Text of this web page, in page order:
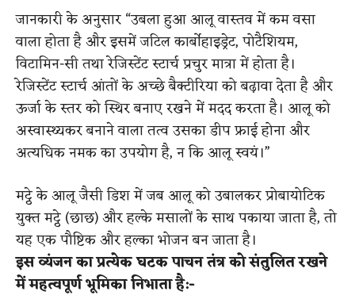
​जानकारी के अनुसार“उबला हुआ आलू वास्तव में कम वसा
वाला होता है और इसमें जटिल कार्बोहाइड्रेट, पोटैशियम,
विटामिन-सी तथा रेजिस्टेंट स्टार्च प्रचुर मात्रा में होता है।
रेजिस्टेंट स्टार्च आंतों के अच्छे बैक्टीरिया को बढ़ावा देता है और
ऊर्जा के स्तर को स्थिर बनाए रखने में मदद करता है। आलू को
अस्वास्थ्यकर बनाने वाला तत्व उसका डीप फ्राई होना और
अत्यधिक नमक का उपयोग है, न कि आलू स्वयं।”
मट्ठे के आलू जैसी डिश में जब आलू को उबालकर प्रोबायोटिक
युक्त मट्ठे (छाछ) और हल्के मसालों के साथ पकाया जाता है, तो
यह एक पौष्टिक और हल्का भोजन बन जाता है।
इस व्यंजन का प्रत्येक घटक पाचन तंत्र को संतुलित रखने
में महत्वपूर्ण भूमिका निभाता है​:-